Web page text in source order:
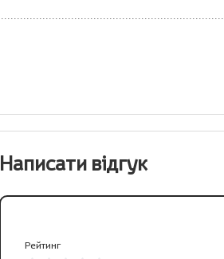
Написати відгук
Рейтинг